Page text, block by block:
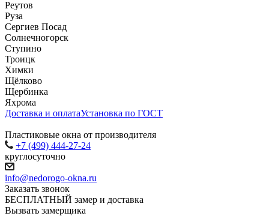
Реутов
Руза
Сергиев Посад
Солнечногорск
Ступино
Троицк
Химки
Щёлково
Щербинка
Яхрома
Доставка и оплатаУстановка по ГОСТ
Пластиковые окна от производителя
+7 (499) 444-27-24
круглосуточно
info@nedorogo-okna.ru
Заказать звонок
БЕСПЛАТНЫЙ замер и доставка
Вызвать замерщика